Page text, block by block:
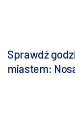
Sprawdź
miastem: